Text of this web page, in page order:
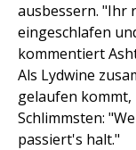
ausbessern. "Ihr
eingeschlafen
kommentiert
Als Lydwine
gelaufen
Schlimmsten:
passiert's halt."